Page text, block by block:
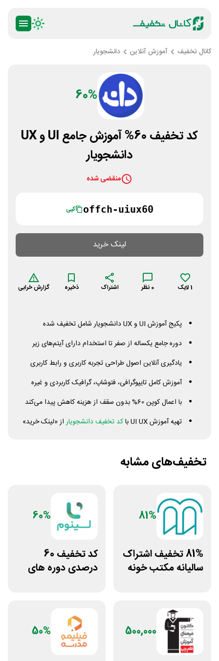
کانال تخفیف آموزش آنلاین دانشجویار
60%
کد تخفیف 60% آموزش جامع UI و UX
دانشجویار
منقضی شده
offch-uiux60 کپی
لینک خرید
1لایک 0 نظر اشتراک ذخیره گزارش خرابی
پکیج آموزش UI وUXدانشجویار شامل تخفیف شده
دوره جامع یکساله از صفر تا استخدام دارای آیتم‌های زیر
یادگیری آنلاین اصول طراحی تجربه کاربری و رابط کاربری
آموزش کامل تایپوگرافی، فتوشاپ، گرافیک کاربردی و غیره
با اعمال کوپن 60% بدون سقف از هزینه کاهش پیدا می‌کند
تهیه آموزش
UI UX باکد تخفیف دانشجویاراز «لینک خرید»
تخفیف‌های مشابه
81%
81% تخفیف اشتراک
سالیانه مکتب خونه
60%
کد تخفیف 60
درصدی دوره های
500,000
50%